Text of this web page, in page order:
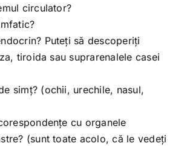
circulator?
Puteți să descoperiți
tiroida sau suprarenalele casei
simț? (ochii, urechile, nasul,
cu organele
(sunt toate acolo, că le vedeți